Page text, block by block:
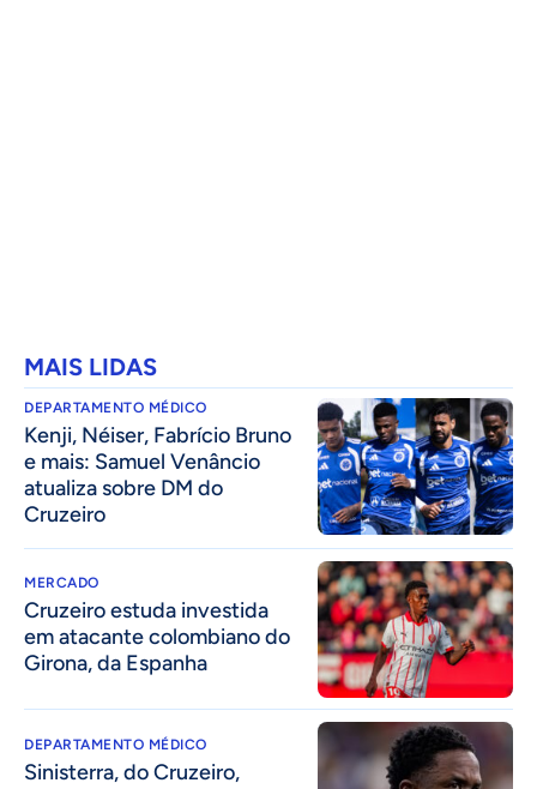
MAIS LIDAS
DEPARTAMENTO MÉDICO
Kenji, Néiser, Fabrício Bruno
e mais: Samuel Venâncio
atualiza sobre DM do
Cruzeiro
MERCADO
Cruzeiro estuda investida
em atacante colombiano do
Girona, da Espanha
DEPARTAMENTO MÉDICO
Sinisterra, do Cruzeiro,